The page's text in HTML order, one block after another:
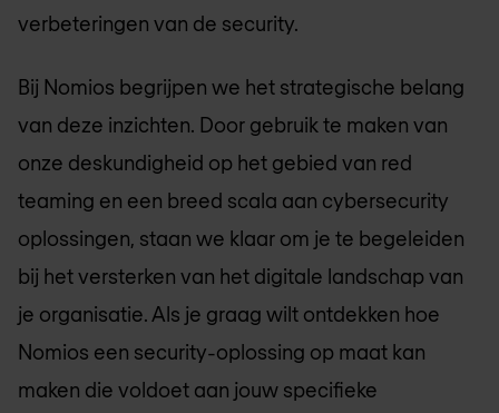
verbeteringen van de security.
Bij Nomios begrijpen we het strategische belang
van deze inzichten. Door gebruik te maken van
onze deskundigheid op het gebied van red
teaming en een breed scala aan cybersecurity
oplossingen, staan we klaar om je te begeleiden
bij het versterken van het digitale landschap van
je organisatie. Als je graag wilt ontdekken hoe
Nomios een security-oplossing op maat kan
maken die voldoet aan jouw specifieke